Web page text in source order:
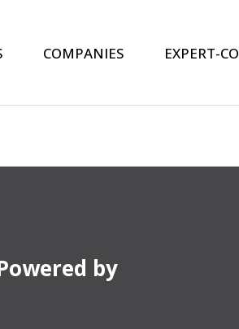
COMPANIES EXPERT-
by